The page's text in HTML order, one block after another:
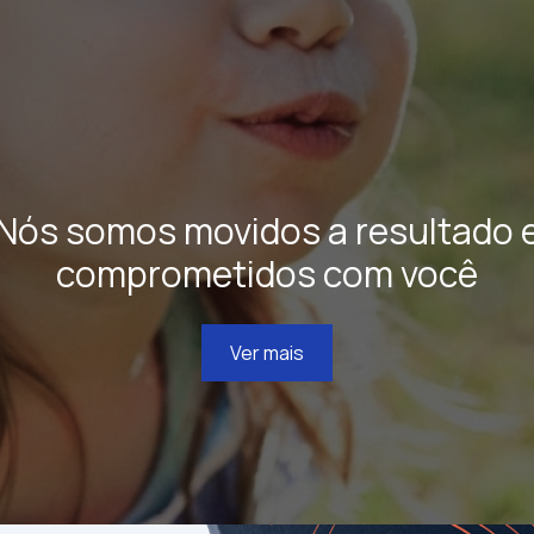
somos movidos a resultado
comprometidos com você
Ver mais